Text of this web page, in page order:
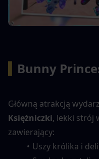
Bunny
Główną atrakcją
Księżniczki, lekki strój
zawierający:
Uszy królika i